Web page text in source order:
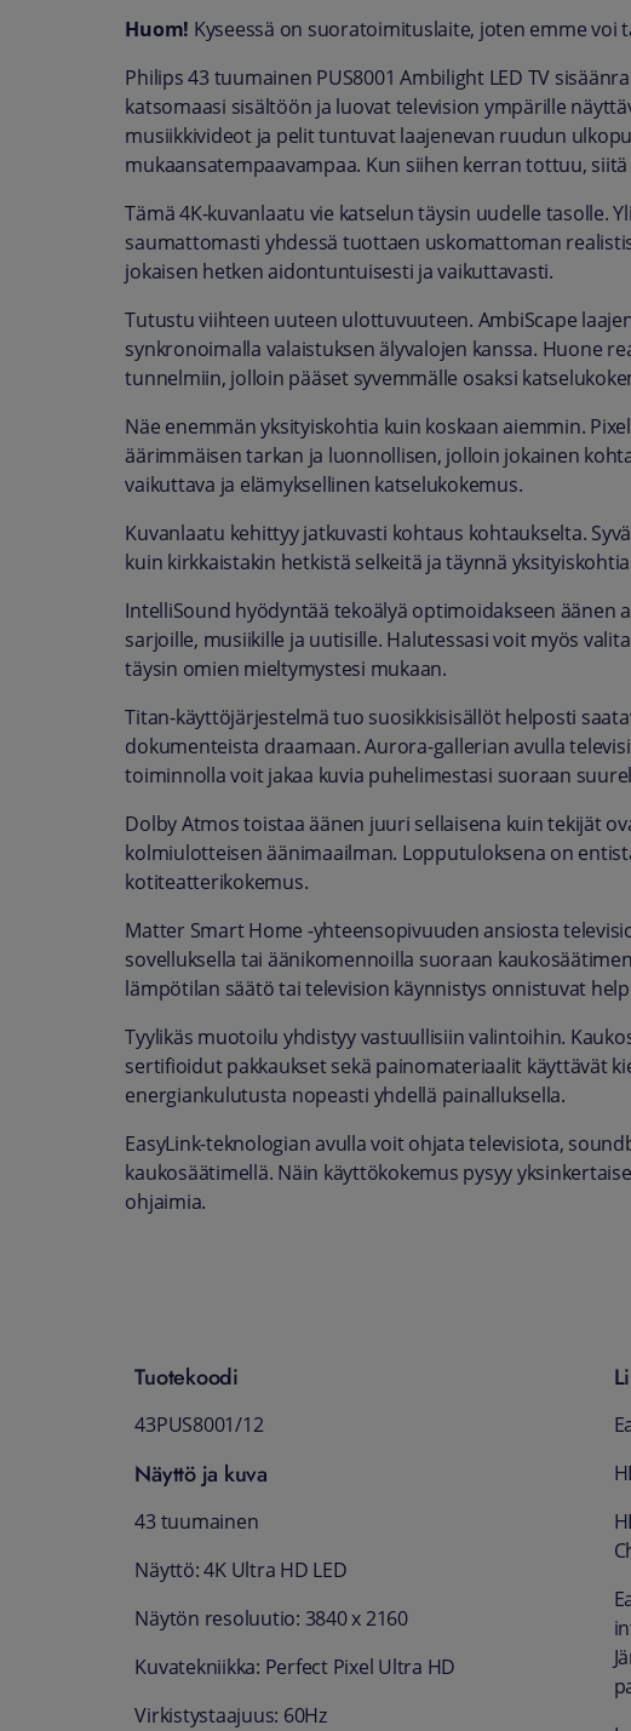
Huom! Kyseessä on suoratoimituslaite, joten emme voi
Philips 43 tuumainen PUS8001 Ambilight LED TV
katsomaasi sisältöön ja luovat television ympärille
musiikkivideot ja pelit tuntuvat laajenevan ruudun
mukaansatempaavampaa. Kun siihen kerran tottuu,
Tämä 4K-kuvanlaatu vie katselun täysin uudelle tasolle.
saumattomasti yhdessä tuottaen uskomattoman
jokaisen hetken aidontuntuisesti ja vaikuttavasti.
Tutustu viihteen uuteen ulottuvuuteen. AmbiScape
synkronoimalla valaistuksen älyvalojen kanssa. Huone
tunnelmiin, jolloin pääset syvemmälle osaksi
Näe enemmän yksityiskohtia kuin koskaan aiemmin.
äärimmäisen tarkan ja luonnollisen, jolloin jokainen
vaikuttava ja elämyksellinen katselukokemus.
Kuvanlaatu kehittyy jatkuvasti kohtaus kohtaukselta.
kuin kirkkaistakin hetkistä selkeitä ja täynnä
IntelliSound hyödyntää tekoälyä optimoidakseen äänen
sarjoille, musiikille ja uutisille. Halutessasi voit myös
täysin omien mieltymystesi mukaan.
Titan-käyttöjärjestelmä tuo suosikkisisällöt helposti
dokumenteista draamaan. Aurora-gallerian avulla
toiminnolla voit jakaa kuvia puhelimestasi suoraan
Dolby Atmos toistaa äänen juuri sellaisena kuin tekijät
kolmiulotteisen äänimaailman. Lopputuloksena on
kotiteatterikokemus.
Matter Smart Home -yhteensopivuuden ansiosta
sovelluksella tai äänikomennoilla suoraan
lämpötilan säätö tai television käynnistys onnistuvat
Tyylikäs muotoilu yhdistyy vastuullisiin valintoihin.
sertifioidut pakkaukset sekä painomateriaalit käyttävät
energiankulutusta nopeasti yhdellä painalluksella.
EasyLink-teknologian avulla voit ohjata televisiota,
kaukosäätimellä. Näin käyttökokemus pysyy
ohjaimia.
Tuotekoodi
43PUS8001/12
Näyttö ja kuva
43 tuumainen
Näyttö: 4K Ultra HD LED
Näytön resoluutio: 3840 x 2160
Kuvatekniikka: Perfect Pixel Ultra HD
Virkistystaajuus: 60Hz